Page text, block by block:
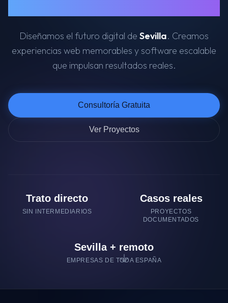
Diseñamos el futuro digital de Sevilla. Creamos
experiencias web memorables y software escalable
que impulsan resultados reales.
Consultoría Gratuita
Ver Proyectos
Trato directo
SIN INTERMEDIARIOS
Casos reales
PROYECTOS
DOCUMENTADOS
Sevilla + remoto
EMPRESAS DE TODA ESPAÑA